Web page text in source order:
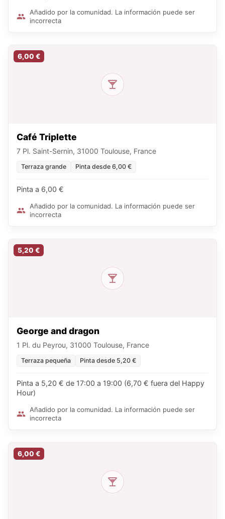
Añadido por la comunidad. La información puede ser
incorrecta
6,00 €
Café Triplette
7 Pl. Saint-Sernin, 31000 Toulouse, France
Terraza grande Pinta desde 6,00 €
Pinta a 6,00 €
Añadido por la comunidad. La información puede ser
incorrecta
5,20 €
George and dragon
1 Pl. du Peyrou, 31000 Toulouse, France
Terraza pequeña Pinta desde 5,20 €
Pinta a 5,20 € de 17:00 a 19:00 (6,70 € fuera del Happy
Hour)
Añadido por la comunidad. La información puede ser
incorrecta
6,00 €